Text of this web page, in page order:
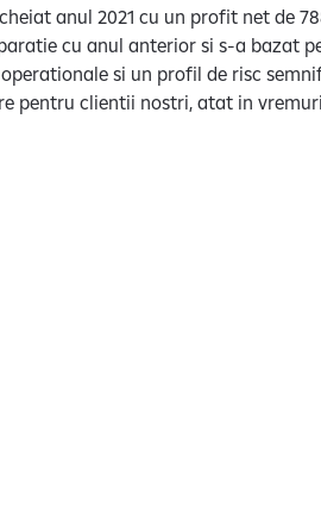
anul 2021 cu un profit net de
cu anul anterior si s-a bazat
si un profil de risc
pentru clientii nostri, atat in